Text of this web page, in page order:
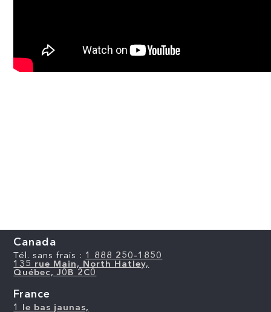
Canada
Tél. sans frais : 1 888 250-1850
135 rue Main, North Hatley,
Québec, J0B 2C0
France
1 le bas jaunas,